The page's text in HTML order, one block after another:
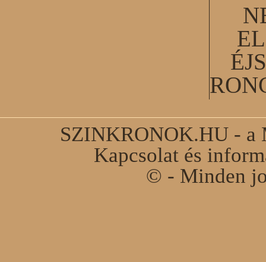
SZINKRONOK.HU - a
Kapcsolat és
© - Minden